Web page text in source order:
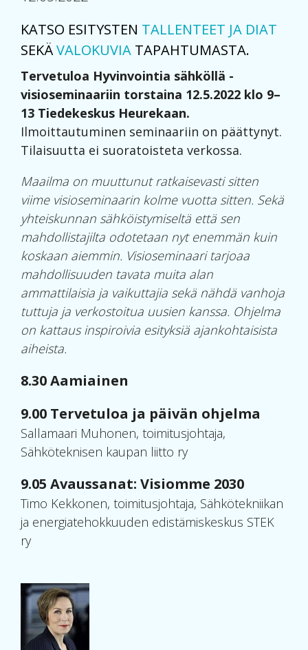
KATSO ESITYSTEN TALLENTEET JA DIAT
SEKÄVALOKUVIA TAPAHTUMASTA.
Tervetuloa Hyvinvointia sähköllä -
visioseminaariin torstaina 12.5.2022 klo 9–
13 Tiedekeskus Heurekaan.
Ilmoittautuminen seminaariin on päättynyt.
Tilaisuutta ei suoratoisteta verkossa.
Maailma on muuttunut ratkaisevasti sitten
viime visioseminaarin kolme vuotta sitten. Sekä
yhteiskunnan sähköistymiseltä että sen
mahdollistajilta odotetaan nyt enemmän kuin
koskaan aiemmin. Visioseminaari tarjoaa
mahdollisuuden tavata muita alan
ammattilaisia ja vaikuttajia sekä nähdä vanhoja
tuttuja ja verkostoitua uusien kanssa. Ohjelma
on kattaus inspiroivia esityksiä ajankohtaisista
aiheista.
8.30 Aamiainen
9.00 Tervetuloa ja päivän ohjelma
Sallamaari Muhonen, toimitusjohtaja,
Sähköteknisen kaupan liitto ry
9.05 Avaussanat: Visiomme 2030
Timo Kekkonen, toimitusjohtaja, Sähkötekniikan
ja energiatehokkuuden edistämiskeskus STEK
ry